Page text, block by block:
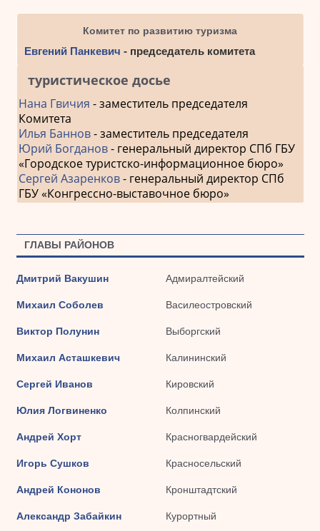
Комитет по развитию туризма
Евгений Панкевич - председатель комитета
туристическое досье
Нана Гвичия - заместитель председателя
Комитета
Илья Баннов- заместитель председателя
Юрий Богданов- генеральный директор СПб ГБУ
«Городское туристско-информационное бюро»
Сергей Азаренков- генеральный директор СПб
ГБУ «Конгрессно-выставочное бюро»
ГЛАВЫ РАЙОНОВ
Дмитрий Вакушин Адмиралтейский
Михаил Соболев Василеостровский
Виктор Полунин Выборгский
Михаил Асташкевич Калининский
Сергей Иванов Кировский
Юлия Логвиненко Колпинский
Андрей Хорт Красногвардейский
Игорь Сушков Красносельский
Андрей Кононов Кронштадтский
Александр Забайкин Курортный